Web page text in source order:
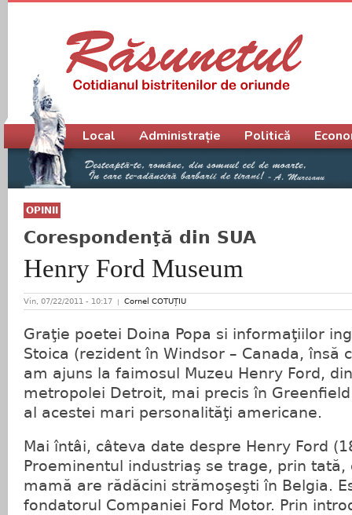
OPINII
Corespondenţă din SUA
Henry Ford Museum
Vin, 07/22/2011 - 10:17 Cornel COTUȚIU
Graţie poetei Doina Popa si informaţiilor
Stoica (rezident în Windsor – Canada, însă
am ajuns la faimosul Muzeu Henry Ford,
metropolei Detroit, mai precis în
al acestei mari personalităţi americane.
Mai întâi, câteva date despre Henry Ford
Proeminentul industriaş se trage, prin
mamă are rădăcini strămoşeşti în Belgia.
fondatorul Companiei Ford Motor. Prin
Meniu principal
Local Administrație Politică